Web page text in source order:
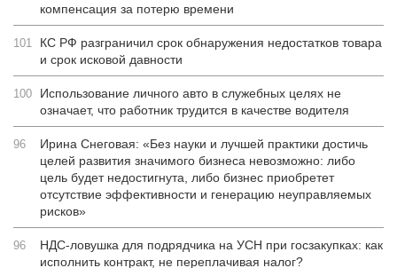
компенсация за потерю времени
101
КС РФ разграничил срок обнаружения недостатков товара
и срок исковой давности
100
Использование личного авто в служебных целях не
означает, что работник трудится в качестве водителя
96
Ирина Снеговая: «Без науки и лучшей практики достичь
целей развития значимого бизнеса невозможно: либо
цель будет недостигнута, либо бизнес приобретет
отсутствие эффективности и генерацию неуправляемых
рисков»
96
НДС-ловушка для подрядчика на УСН при госзакупках: как
исполнить контракт, не переплачивая налог?